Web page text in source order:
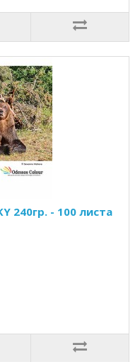
240гр. - 100 листа